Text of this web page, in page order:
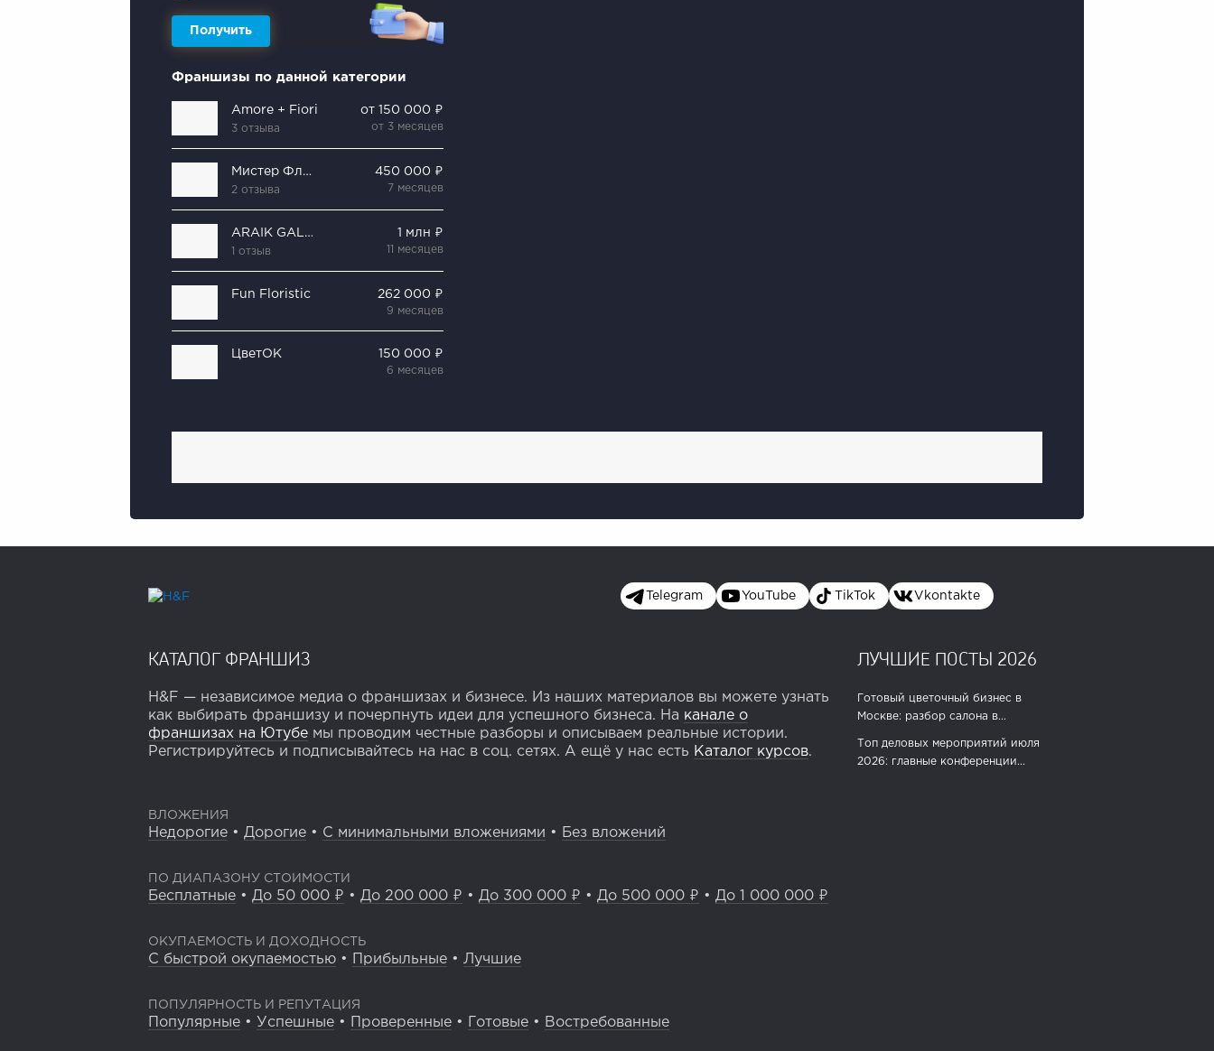
Получить
Франшизы по данной категории
Amore + Fiori
3 отзыва
от 150 000 ₽
от 3 месяцев
Мистер Флористер
2 отзыва
450 000 ₽
7 месяцев
ARAIK GALSTYAN Floral Design House
1 отзыв
1 млн ₽
11 месяцев
Fun Floristic 262 000 ₽
9 месяцев
ЦветОК 150 000 ₽
6 месяцев
Telegram YouTube TikTok Vkontakte
КАТАЛОГ ФРАНШИЗ
H&F — независимое медиа о франшизах и бизнесе. Из наших материалов вы можете узнать
как выбирать франшизу и почерпнуть идеи для успешного бизнеса. На канале о
франшизах на Ютубе мы проводим честные разборы и описываем реальные истории.
Регистрируйтесь и подписывайтесь на нас в соц. сетях. А ещё у нас есть Каталог курсов.
ЛУЧШИЕ ПОСТЫ 2026
Готовый цветочный бизнес в
Москве: разбор салона в...
Топ деловых мероприятий июля
2026: главные конференции...
ВЛОЖЕНИЯ
Недорогие • Дорогие • С минимальными вложениями • Без вложений
ПО ДИАПАЗОНУ СТОИМОСТИ
Бесплатные • До 50 000 ₽ • До 200 000 ₽ • До 300 000 ₽ • До 500 000 ₽ • До 1 000 000 ₽
ОКУПАЕМОСТЬ И ДОХОДНОСТЬ
С быстрой окупаемостью • Прибыльные • Лучшие
ПОПУЛЯРНОСТЬ И РЕПУТАЦИЯ
Популярные • Успешные • Проверенные • Готовые • Востребованные